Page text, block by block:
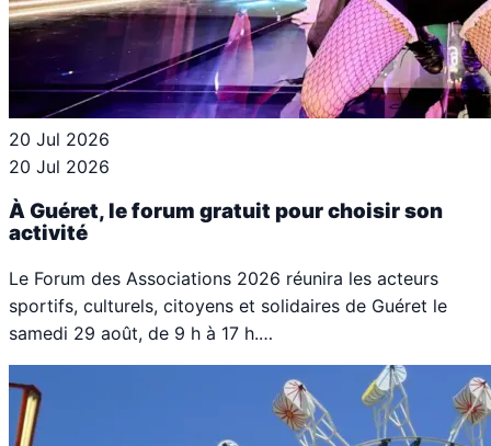
20 Jul 2026
20 Jul 2026
À Guéret, le forum gratuit pour choisir son
activité
Le Forum des Associations 2026 réunira les acteurs
sportifs, culturels, citoyens et solidaires de Guéret le
samedi 29 août, de 9 h à 17 h.…